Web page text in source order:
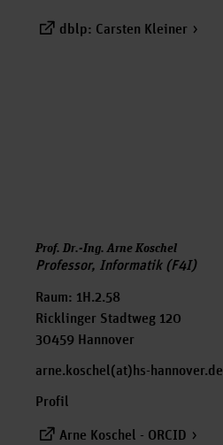
dblp: Carsten Kleiner
Prof. Dr.-Ing. Arne Koschel
Professor, Informatik (F4I)
Raum: 1H.2.58
Ricklinger Stadtweg 120
30459 Hannover
arne.koschel(at)hs-hannover.de
Profil
Arne Koschel - ORCID